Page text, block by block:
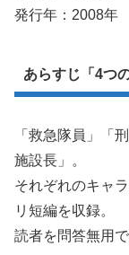
発行年：2008年
あらすじ「4つ
「救急隊員」「
施設長」。
それぞれのキャ
リ短編を収録。
読者を問答無用